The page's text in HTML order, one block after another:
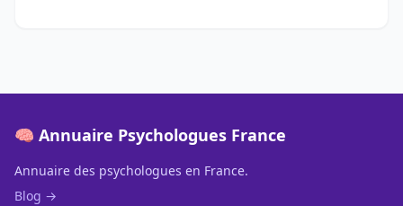
🧠 Annuaire Psychologues France
Annuaire des psychologues en France.
Blog →